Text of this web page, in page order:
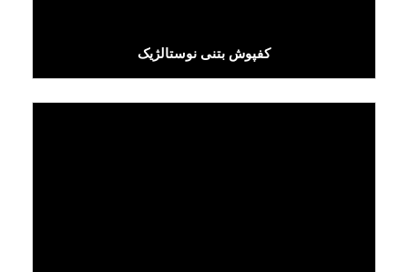
کفپوش بتنی نوستالژیک